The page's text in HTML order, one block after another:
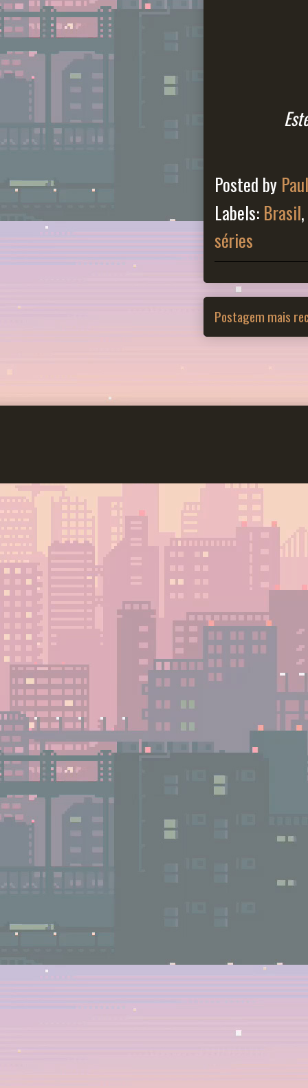
Posted by
Labels: Brasil,
séries
Postagem mais